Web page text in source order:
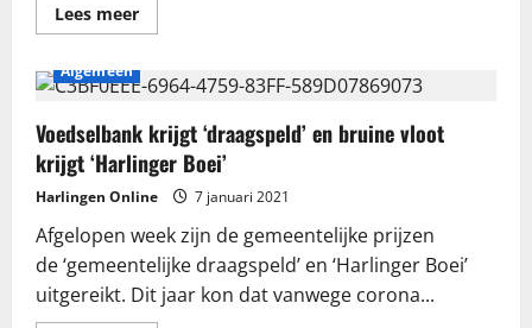
Lees meerLees
meer
Harlingen
gaat
vis
wegen
Algemeen
Voedselbank krijgt ‘draagspeld’ en bruine vloot
krijgt ‘Harlinger Boei’
Harlingen Online 7 januari 2021
Afgelopen week zijn de gemeentelijke prijzen
de ‘gemeentelijke draagspeld’ en ‘Harlinger Boei’
uitgereikt. Dit jaar kon dat vanwege corona...